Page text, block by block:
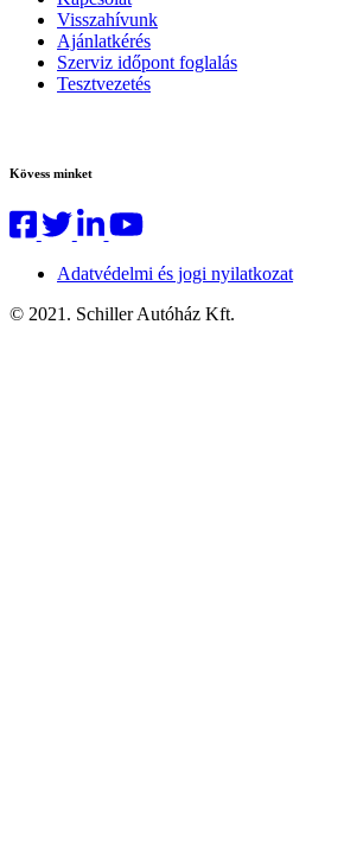
Visszahívunk
Ajánlatkérés
Szerviz időpont foglalás
Tesztvezetés
Kövess minket
Adatvédelmi és jogi nyilatkozat
© 2021. Schiller Autóház Kft.